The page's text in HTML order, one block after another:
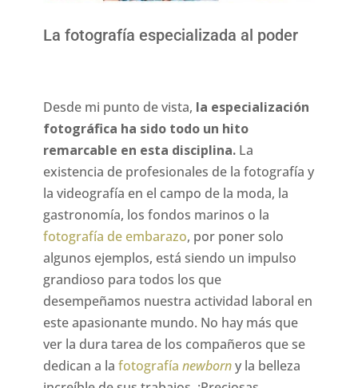
La fotografía especializada al poder
Desde mi punto de vista, la especialización
fotográfica ha sido todo un hito
remarcable en esta disciplina.La
existencia de profesionales de la fotografía y
la videografía en el campo de la moda, la
gastronomía, los fondos marinos o la
fotografía de embarazo, por poner solo
algunos ejemplos, está siendo un impulso
grandioso para todos los que
desempeñamos nuestra actividad laboral en
este apasionante mundo. No hay más que
ver la dura tarea de los compañeros que se
dedican a la fotografía newborny la belleza